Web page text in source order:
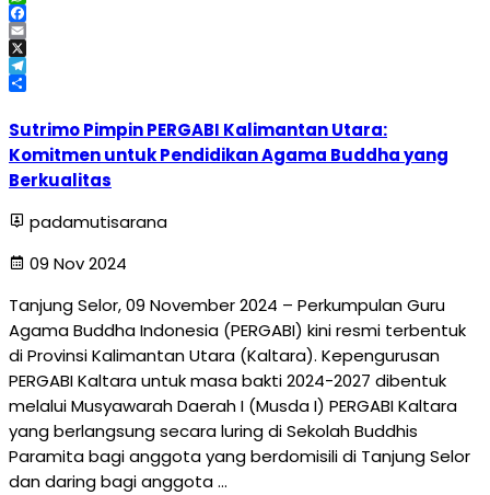
WhatsApp
Facebook
Email
X
Telegram
Sutrimo Pimpin PERGABI Kalimantan Utara:
Komitmen untuk Pendidikan Agama Buddha yang
Berkualitas
padamutisarana
09 Nov 2024
Tanjung Selor, 09 November 2024 – Perkumpulan Guru
Agama Buddha Indonesia (PERGABI) kini resmi terbentuk
di Provinsi Kalimantan Utara (Kaltara). Kepengurusan
PERGABI Kaltara untuk masa bakti 2024-2027 dibentuk
melalui Musyawarah Daerah I (Musda I) PERGABI Kaltara
yang berlangsung secara luring di Sekolah Buddhis
Paramita bagi anggota yang berdomisili di Tanjung Selor
dan daring bagi anggota …